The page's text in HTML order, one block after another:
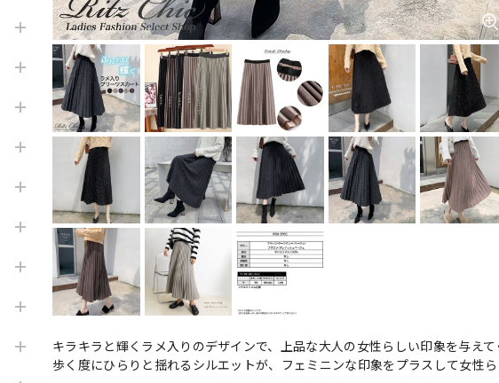
キラキラと輝くラメ入りのデザインで、上品な大人の女性らしい印象を与えて
歩く度にひらりと揺れるシルエットが、フェミニンな印象をプラスして女性ら